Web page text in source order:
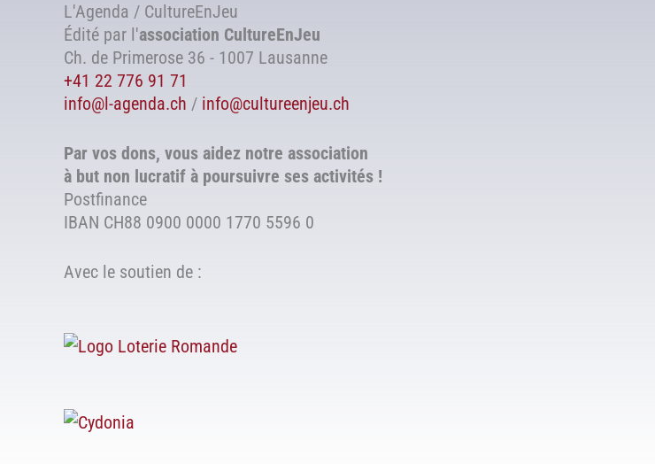
L'Agenda / CultureEnJeu
Édité par l'association CultureEnJeu
Ch. de Primerose 36 - 1007 Lausanne
+41 22 776 91 71
info@l-agenda.ch / info@cultureenjeu.ch
Par vos dons, vous aidez notre association
à but non lucratif à poursuivre ses activités !
Postfinance
IBAN CH88 0900 0000 1770 5596 0
Avec le soutien de :